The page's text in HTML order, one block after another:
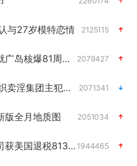
与27岁模特恋情 2125115
外交部发言人就广岛核爆81周年等答记者问 2079427
27岁女子成组织卖淫集团主犯被通缉 2071341
版全月地质图 2051034
贵州轮胎子公司获美国退税8136万 1944465